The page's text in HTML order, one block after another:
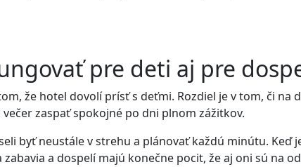
pre deti aj pre
že hotel dovolí prísť s deťmi. Rozdiel je v tom, či na
zaspať spokojné po dni plnom zážitkov.
byť neustále v strehu a plánovať každú minútu.
a dospelí majú konečne pocit, že aj oni sú na